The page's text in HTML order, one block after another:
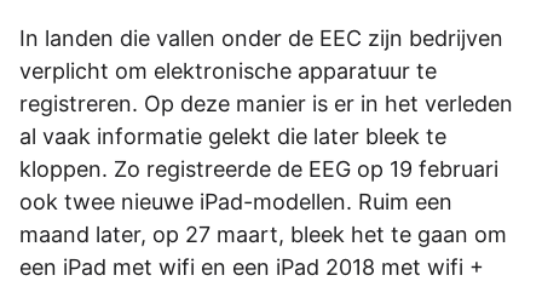
In landen die vallen onder de EEC zijn bedrijven
verplicht om elektronische apparatuur te
registreren. Op deze manier is er in het verleden
al vaak informatie gelekt die later bleek te
kloppen. Zo registreerde de EEG op 19 februari
ook twee nieuwe iPad-modellen. Ruim een
maand later, op 27 maart, bleek het te gaan om
een iPad met wifi en een iPad 2018 met wifi +